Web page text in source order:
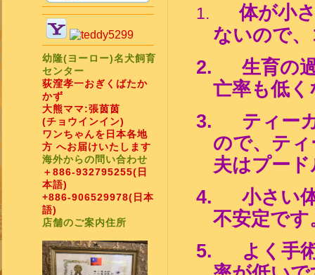
幼隆(ヨーロー)名犬飼育
センター
荻漥孝一おぎくばたか
かず
大熊ママ:張茵茵
(チョウインイン)
ワンちゃんを日本各地
方 へお届けいたします
海外からの問い合わせ
＋886-932795255(日
本語)
+886-906529978(日本
語)
店舗のご案内住所
1.
体が小
ないので
2.
生育の
亡率も低
3.
ティー
ので、 テ
夫はプード
4.
小さい
不安定です
5.
よく手